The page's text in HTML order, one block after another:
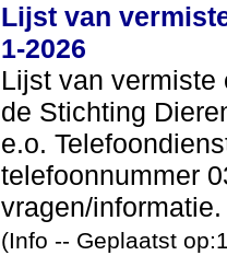
Lijst van
1-2026
Lijst van vermiste
de Stichting
e.o.
telefoonnummer
vragen/
(Info -- Geplaatst